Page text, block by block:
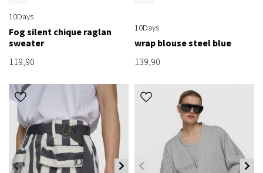
10Days
Fog silent chique raglan
sweater
119,90
10Days
wrap blouse steel blue
139,90